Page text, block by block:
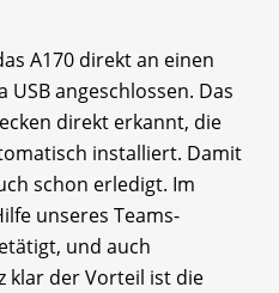
A170 direkt an einen
USB angeschlossen. Das
direkt erkannt, die
installiert. Damit
schon erledigt. Im
unseres Teams-
und auch
klar der Vorteil ist die